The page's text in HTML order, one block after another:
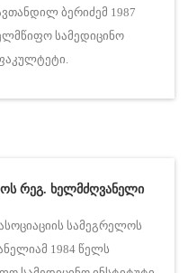
ბერიძემ 1987
სამედიცინო
რეგ. ხელმძღვანელი
სამეგრელოს
1984 წელს